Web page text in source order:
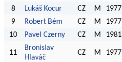
8
Lukáš Kocur CZ M 1977
9
Robert Bém CZ M 1977
10
Pavel Czerny CZ M 1981
11
Bronislav
Hlaváč
CZ M 1977